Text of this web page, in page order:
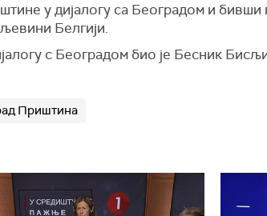
у дијалогу са Београдом и
Белгији.
с Београдом био је Бесник
Приштина